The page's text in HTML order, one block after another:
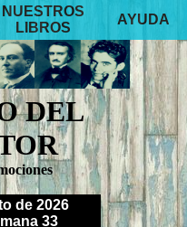
NUESTROS
LIBROS
AYUDA
DEL
de 2026
33